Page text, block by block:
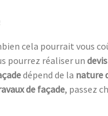
cela pourrait vous
pourrez réaliser un
dépend de la nature
de façade, passez